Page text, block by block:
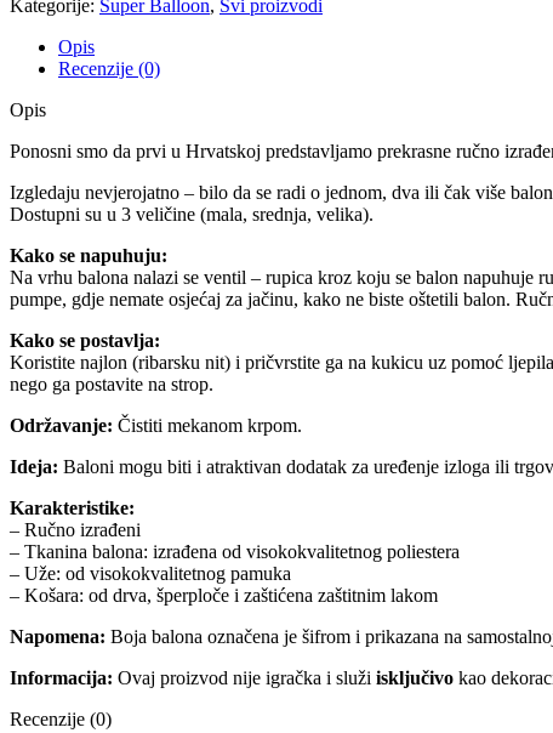
Kategorije: Super Balloon, Svi proizvodi
Opis
Recenzije (0)
Opis
Ponosni smo da prvi u Hrvatskoj predstavljamo prekrasne ručno
Izgledaju nevjerojatno – bilo da se radi o jednom, dva ili čak više
Dostupni su u 3 veličine (mala, srednja, velika).
Kako se napuhuju:
Na vrhu balona nalazi se ventil – rupica kroz koju se balon napuhuje
pumpe, gdje nemate osjećaj za jačinu, kako ne biste oštetili balon.
Kako se postavlja:
Koristite najlon (ribarsku nit) i pričvrstite ga na kukicu uz pomoć
nego ga postavite na strop.
Održavanje: Čistiti mekanom krpom.
Ideja: Baloni mogu biti i atraktivan dodatak za uređenje izloga ili
Karakteristike:
– Ručno izrađeni
– Tkanina balona: izrađena od visokokvalitetnog poliestera
– Uže: od visokokvalitetnog pamuka
– Košara: od drva, šperploče i zaštićena zaštitnim lakom
Napomena: Boja balona označena je šifrom i prikazana na
Informacija: Ovaj proizvod nije igračka i služi isključivo kao
Recenzije (0)